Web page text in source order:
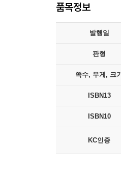
품목정보
발행일
판형
쪽수, 무게, 크기
ISBN13
ISBN10
KC인증